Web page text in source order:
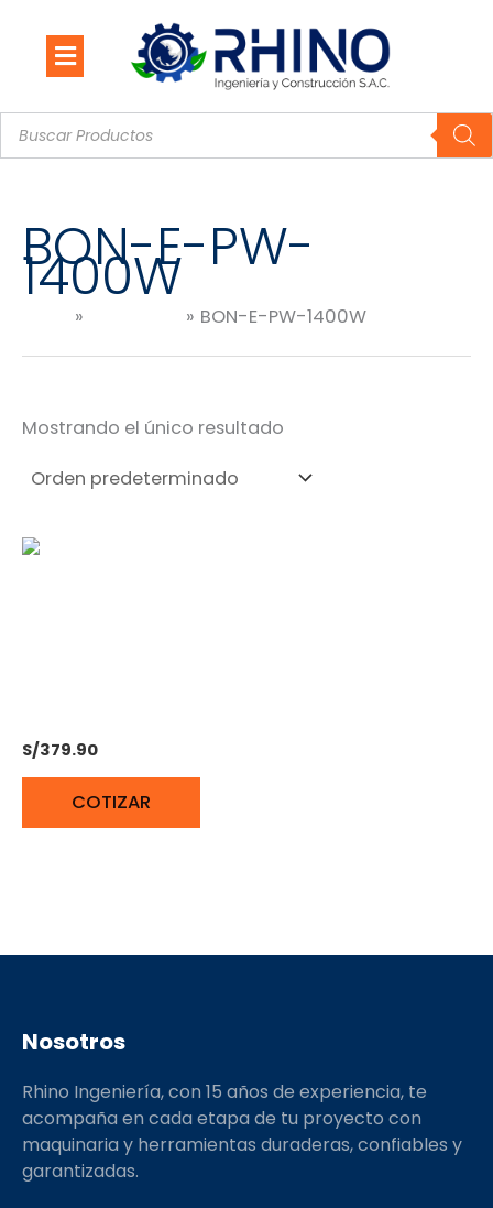
contenido
Búsqueda
de
productos
BON-E-PW-
1400W
BON-E-PW-1400W
Mostrando el único resultado
S/379.90
COTIZAR
Nosotros
Rhino Ingeniería, con 15 años de experiencia, te
acompaña en cada etapa de tu proyecto con
maquinaria y herramientas duraderas, confiables y
garantizadas.